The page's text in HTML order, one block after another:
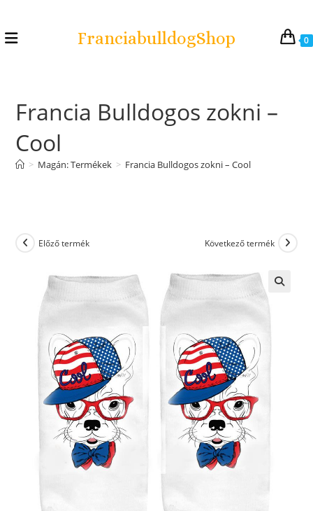
FranciabulldogShop 0
Francia Bulldogos zokni –
Cool
> Magán: Termékek > Francia Bulldogos zokni – Cool
Előző termék Következő termék